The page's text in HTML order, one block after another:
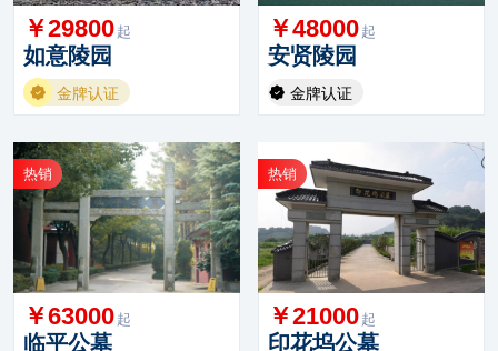
￥29800 起
如意陵园
金牌认证
￥48000 起
安贤陵园
金牌认证
热销
￥63000 起
临平公墓
热销
￥21000 起
印花坞公墓